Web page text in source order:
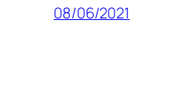
08/06/2021